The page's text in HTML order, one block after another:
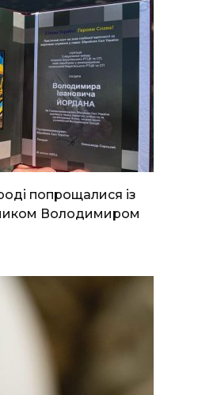
попрощалися із
Володимиром